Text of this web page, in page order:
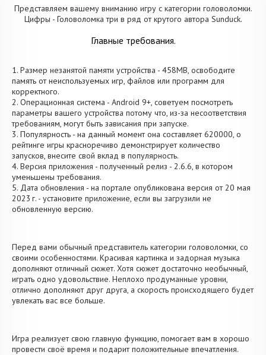
Представляем вашему вниманию игру с категории головоломки.
Цифры - Головоломка три в ряд от крутого автора Sunduсk.
Главные требования.
1. Размер незанятой памяти устройства - 458MB, освободите
память от неиспользуемых игр, файлов или программ для
корректного.
2. Операционная система - Android 9+, советуем посмотреть
параметры вашего устройства потому что, из-за несоответствия
требованиям, могут быть зависания при запуске.
3. Популярность - на данный момент она составляет 620000, о
рейтинге игры красноречиво демонстрирует количество
запусков, внесите свой вклад в популярность.
4. Версия приложения - полученный релиз - 2.6.6, в котором
уменьшены требования.
5. Дата обновления - на портале опубликована версия от 20 мая
2023 г. - установите приложение, если вы загрузили не
обновленную версию.
Перед вами обычный представитель категории головоломки, со
своими особенностями. Красивая картинка и задорная музыка
дополняют отличный сюжет. Хотя сюжет достаточно необычный,
играть одно удовольствие. Неплохо продуманные уровни,
отлично дополняют друг друга, а скорость происходящего будет
увлекать вас все больше.
Игра реализует свою главную функцию, помогает вам в хорошо
провести своё время и подарит положительные впечатления.